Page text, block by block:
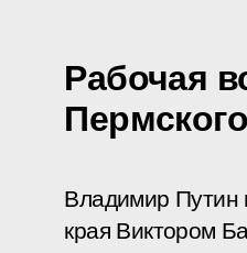
Рабочая
Владимир Путин
края Виктором